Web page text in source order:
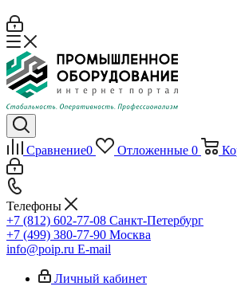
Сравнение0 Отложенные 0
Телефоны
+7 (812) 602-77-08 Санкт-Петербург
+7 (499) 380-77-90 Москва
info@poip.ru E-mail
Личный кабинет